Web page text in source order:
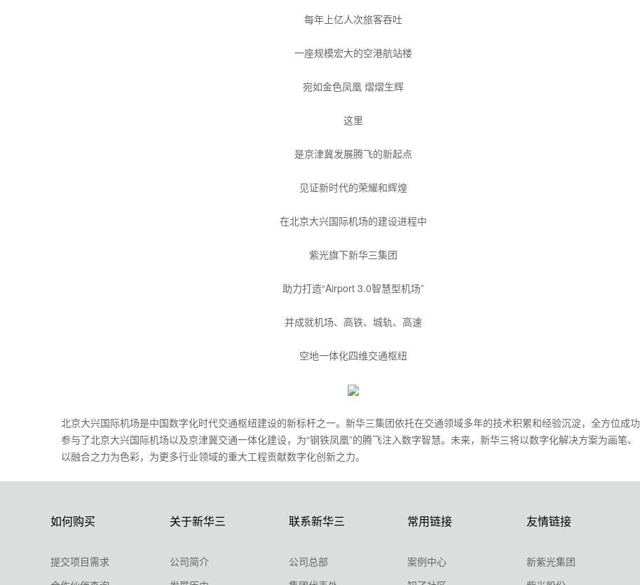
每年上亿人次旅客吞吐
一座规模宏大的空港航站楼
宛如金色凤凰 熠熠生辉
这里
是京津冀发展腾飞的新起点
见证新时代的荣耀和辉煌
在北京大兴国际机场的建设进程中
紫光旗下新华三集团
助力打造“Airport 3.0智慧型机场”
并成就机场、高铁、城轨、高速
空地一体化四维交通枢纽
北京大兴国际机场是中国数字化时代交通枢纽建设的新标杆之一。新华三集团依托在交通领域多年的技术积累和经验沉淀，全方位成功
参与了北京大兴国际机场以及京津冀交通一体化建设，为“钢铁凤凰”的腾飞注入数字智慧。未来，新华三将以数字化解决方案为画笔、
以融合之力为色彩，为更多行业领域的重大工程贡献数字化创新之力。
如何购买
提交项目需求
关于新华三
公司简介
联系新华三
公司总部
常用链接
案例中心
友情链接
新紫光集团